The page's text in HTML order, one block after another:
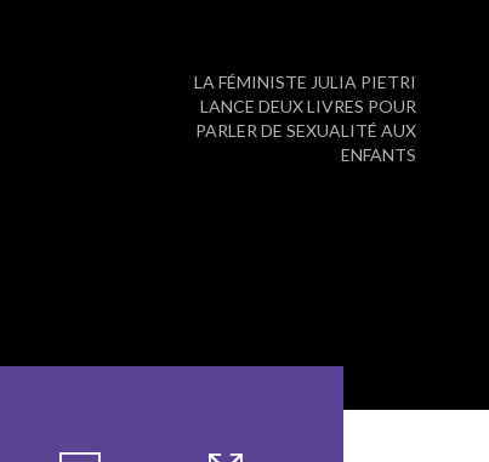
LA FÉMINISTE JULIA PIETRI
LANCE DEUX LIVRES POUR
PARLER DE SEXUALITÉ AUX
ENFANTS